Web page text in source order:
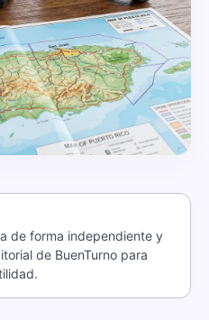
de forma independiente y
de BuenTurno para